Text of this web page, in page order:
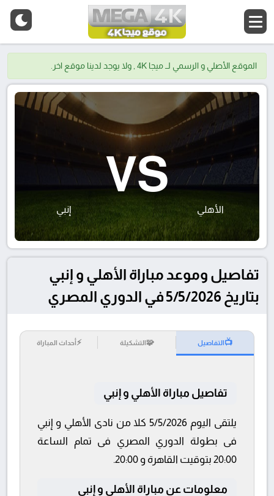
الموقع الأصلي و الرسمي لــ ميجا 4K , ولا يوجد لدينا موقع اخر.
الأهلي
VS
إنبي
تفاصيل وموعد مباراة الأهلي و إنبي
بتاريخ 5/5/2026 في الدوري المصري
📺التفاصيل 🧩التشكيلة ⚡أحداث المباراة
تفاصيل مباراة الأهلي و إنبي
يلتقى اليوم 5/5/2026 كلا من نادى الأهلي و إنبي
فى بطولة الدوري المصري فى تمام الساعة
20:00 بتوقيت القاهرة و 20:00.
معلومات عن مباراة الأهلي و إنبي